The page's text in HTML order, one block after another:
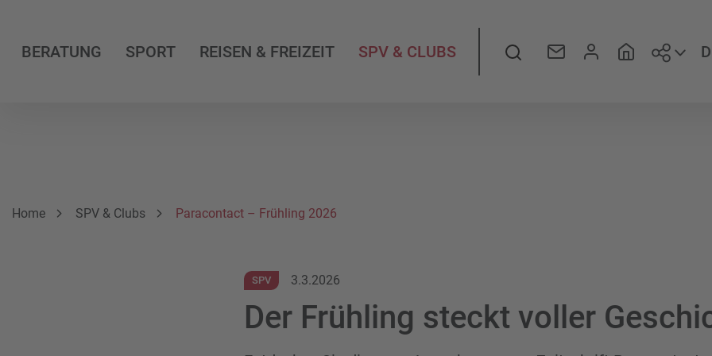
BERATUNG SPORT REISEN & FREIZEIT SPV & CLUBS Suche
Breadcrumbnavigation
Sie befinden sich hier:
Home SPV & Clubs Paracontact – Frühling 2026
SPV 3.3.2026
Der Frühling steckt voller